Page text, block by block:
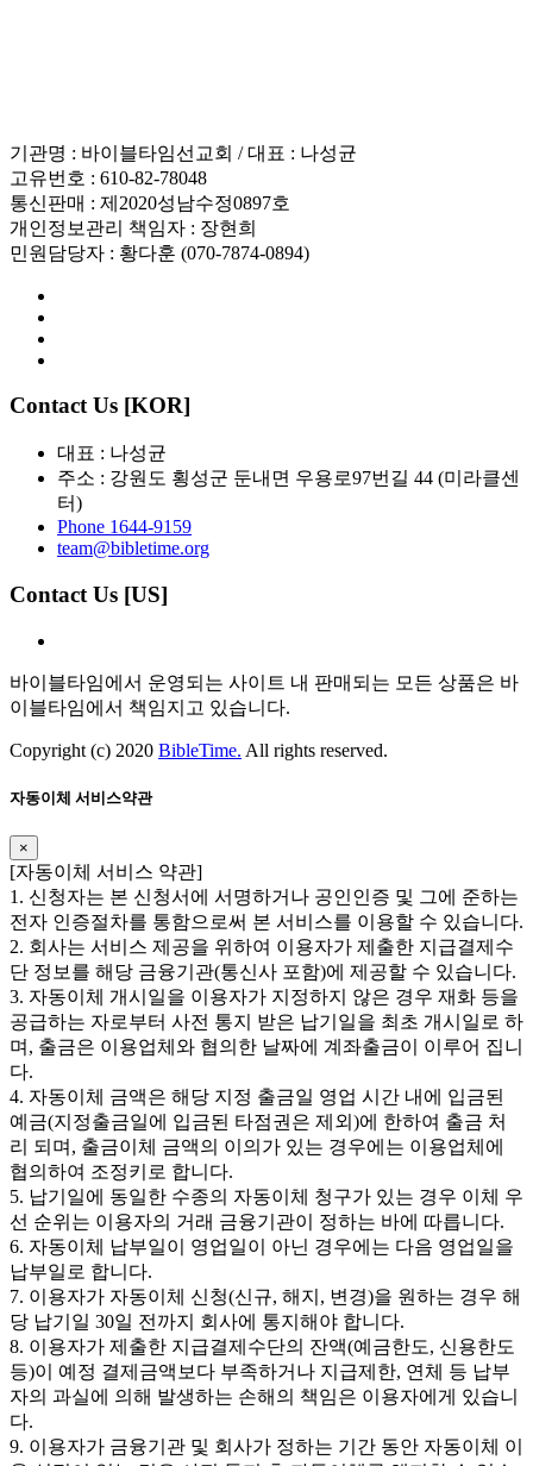
기관명 : 바이블타임선교회 / 대표 : 나성균
고유번호 : 610-82-78048
통신판매 : 제2020성남수정0897호
개인정보관리 책임자 : 장현희
민원담당자 : 황다훈 (070-7874-0894)
Contact Us [KOR]
대표 : 나성균
주소 : 강원도 횡성군 둔내면 우용로97번길 44 (미라클센
터)
Phone 1644-9159
team@bibletime.org
Contact Us [US]
바이블타임에서 운영되는 사이트 내 판매되는 모든 상품은 바
이블타임에서 책임지고 있습니다.
Copyright (c) 2020 BibleTime. All rights reserved.
자동이체 서비스약관
×
​​[자동이체 서비스 약관]
1. 신청자는 본 신청서에 서명하거나 공인인증 및 그에 준하는
전자 인증절차를 통함으로써 본 서비스를 이용할 수 있습니다.
2. 회사는 서비스 제공을 위하여 이용자가 제출한 지급결제수
단 정보를 해당 금융기관(통신사 포함)에 제공할 수 있습니다.
3. 자동이체 개시일을 이용자가 지정하지 않은 경우 재화 등을
공급하는 자로부터 사전 통지 받은 납기일을 최초 개시일로 하
며, 출금은 이용업체와 협의한 날짜에 계좌출금이 이루어 집니
다.
4. 자동이체 금액은 해당 지정 출금일 영업 시간 내에 입금된
예금(지정출금일에 입금된 타점권은 제외)에 한하여 출금 처
리 되며, 출금이체 금액의 이의가 있는 경우에는 이용업체에
협의하여 조정키로 합니다.
5. 납기일에 동일한 수종의 자동이체 청구가 있는 경우 이체 우
선 순위는 이용자의 거래 금융기관이 정하는 바에 따릅니다.
6. 자동이체 납부일이 영업일이 아닌 경우에는 다음 영업일을
납부일로 합니다.
7. 이용자가 자동이체 신청(신규, 해지, 변경)을 원하는 경우 해
당 납기일 30일 전까지 회사에 통지해야 합니다.
8. 이용자가 제출한 지급결제수단의 잔액(예금한도, 신용한도
등)이 예정 결제금액보다 부족하거나 지급제한, 연체 등 납부
자의 과실에 의해 발생하는 손해의 책임은 이용자에게 있습니
다.
9. 이용자가 금융기관 및 회사가 정하는 기간 동안 자동이체 이